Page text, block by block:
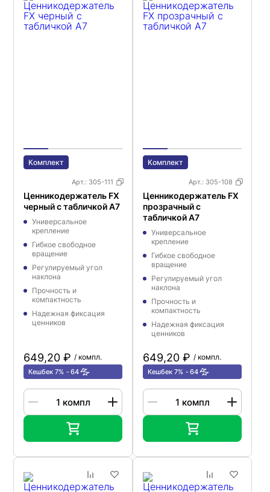
Комплект
Арт.: 305-111
Ценникодержатель FX
черный с табличкой A7
Универсальное
крепление
Гибкое свободное
вращение
Регулируемый угол
наклона
Прочность и
компактность
Надежная фиксация
ценников
649,20 ₽ / компл.
Кешбек 7% 64
Комплект
Арт.: 305-108
Ценникодержатель FX
прозрачный с
табличкой A7
Универсальное
крепление
Гибкое свободное
вращение
Регулируемый угол
наклона
Прочность и
компактность
Надежная фиксация
ценников
649,20 ₽ / компл.
Кешбек 7% 64